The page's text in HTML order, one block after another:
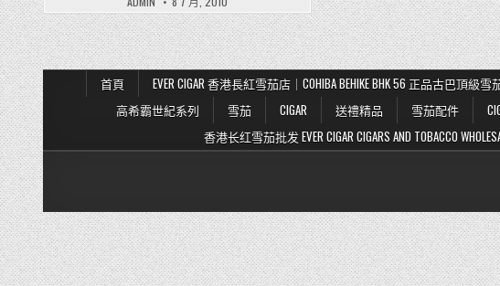
52
科
伊
巴
(高
希
霸)
贝
伊
可
52
号
雪
首頁 EVER CIGAR 香港長紅雪茄店｜COHIBA BEHIKE BHK 56 正品古巴頂級雪
高希霸世紀系列
雪茄 CIGAR 送禮精品 雪茄配件
香港长红雪茄批发 EVER CIGAR CIGARS AND TOBACCO